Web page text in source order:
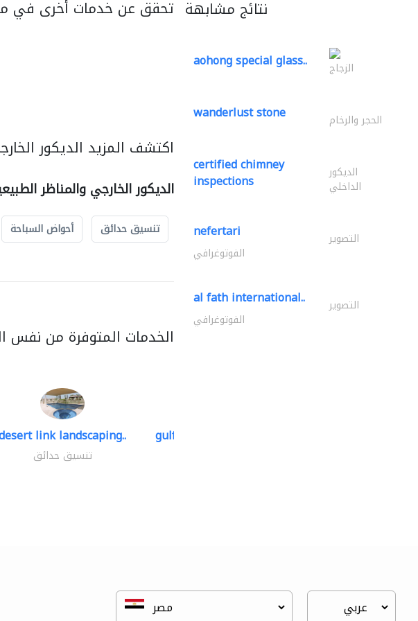
تحقق عن خدمات أخرى في
اكتشف المزيد الديكور
الديكور الخارجي والمناظر
تنسيق حدائق أحواض السباحة
الخدمات المتوفرة من نفس
link landscaping..
تنسيق حدائق
gulf-gardens lanscape llc
نتائج مشابهة
aohong special glass.. الزجاج
wanderlust stone الحجر والرخام
certified chimney
inspections الديكور
الداخلي
nefertari التصوير
الفوتوغرافي
al fath international.. التصوير
الفوتوغرافي